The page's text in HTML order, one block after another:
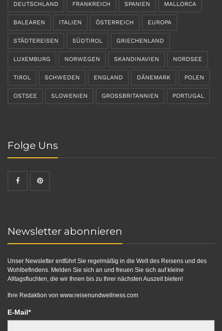
DEUTSCHLAND FRANKREICH SPANIEN MALLORCA
BALEAREN ITALIEN ÖSTERREICH EUROPA
STÄDTEREISEN SÜDTIROL GRIECHENLAND
LUXEMBURG NORWEGEN SKANDINAVIEN NORDSEE
TIROL SCHWEDEN ENGLAND DÄNEMARK POLEN
OSTSEE SLOWENIEN GROSSBRITANNIEN PORTUGAL
Folge Uns
Newsletter abonnieren
Unser Newsletter entführt Sie regelmäßig in die Welt des Reisens und des
Wohlbefindens. Melden Sie sich an und freuen Sie sich auf kleine
Alltagsfluchten, die wir Ihnen bis zu Ihrer nächsten Auszeit bieten!
Ihre Redaktion von www.reisenundwellness.com
E-Mail*